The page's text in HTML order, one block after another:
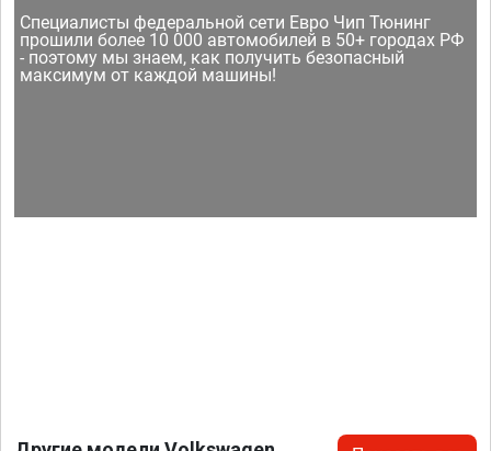
Специалисты федеральной сети Евро Чип Тюнинг
прошили более 10 000 автомобилей в 50+ городах РФ
- поэтому мы знаем, как получить безопасный
максимум от каждой машины!